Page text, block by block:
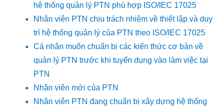
hệ thống quản lý PTN phù hợp ISO/IEC 17025
Nhân viên PTN chịu trách nhiệm về thiết lập và duy
trì hệ thống quản lý của PTN theo ISO/IEC 17025
Cá nhân muốn chuẩn bị các kiến thức cơ bản về
quản lý PTN trước khi tuyển dụng vào làm việc tại
PTN
Nhân viên mới của PTN
Nhân viên PTN đang chuẩn bị xây dựng hệ thống